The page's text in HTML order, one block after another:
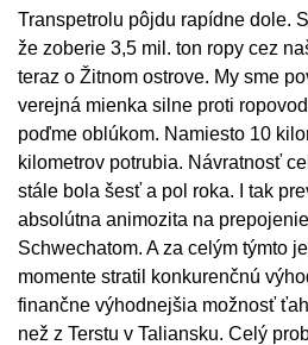
Transpetrolu pôjdu rapídne dole.
že zoberie 3,5 mil. ton ropy cez
teraz o Žitnom ostrove. My sme
verejná mienka silne proti
poďme oblúkom. Namiesto 10
kilometrov potrubia. Návratnosť
stále bola šesť a pol roka. I tak
absolútna animozita na
Schwechatom. A za celým týmto
momente stratil konkurenčnú
finančne výhodnejšia možnosť
než z Terstu v Taliansku. Celý